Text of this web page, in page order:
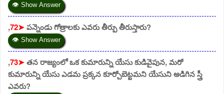
👁 Show Answer
,72➤పన్నెండు గోత్రాలకు ఎవరు తీర్పు తీరుస్తారు?
👁 Show Answer
,73➤తన రాజ్యంలో ఒక కుమారున్ని యేసు కుడివైపున, మరో
కుమారున్ని యేసు ఎడమ ప్రక్కన కూర్చోబెట్టమని యేసుని అడిగిన స్త్రీ
ఎవరు?